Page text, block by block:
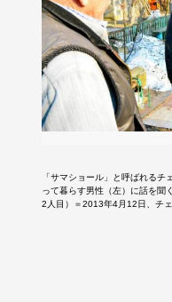
「サマショール」と呼ばれる
って暮らす男性（左）に話を聞
2人目）＝2013年4月12日、チ